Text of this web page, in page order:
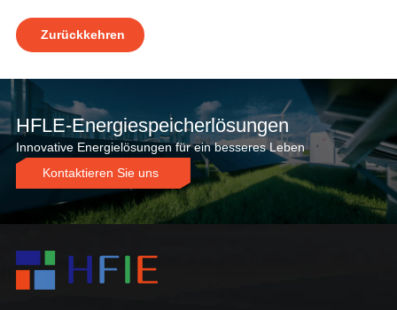
Zurückkehren
HFLE-Energiespeicherlösungen
Innovative Energielösungen für ein besseres Leben
Kontaktieren Sie uns